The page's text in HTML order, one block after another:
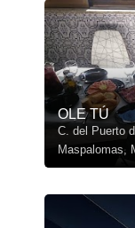
OLE TÚ
C. del Puerto
Maspalomas,